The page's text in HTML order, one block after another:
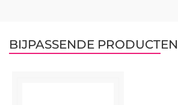
BIJPASSENDE PRODUCTEN